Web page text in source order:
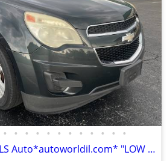
• • • • • • • • • • • •
2012 Chevy Equinox LS Auto*autoworldil.com* "LOW MILEAGE MID SIZE SUV"